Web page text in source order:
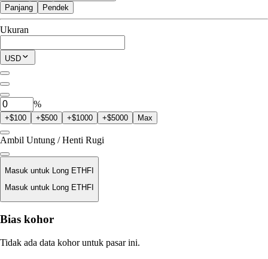
Tersedia untuk Perdagangan
$0.00
Posisi Saat Ini
0 ETHFI
Panjang Pendek
Ukuran
USD
%
+$100 +$500 +$1000 +$5000 Max
Ambil Untung / Henti Rugi
Masuk untuk Long ETHFI
Masuk untuk Long ETHFI
Harga Likuidasi
T/A
Bias kohor
Tidak ada data kohor untuk pasar ini.